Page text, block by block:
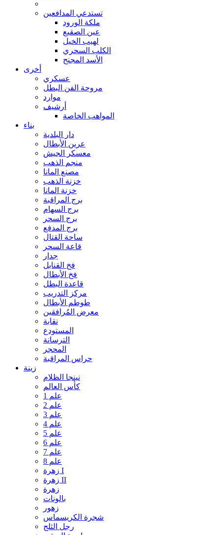
تستدعي المدافعين
ملكة الورود
عين الصقيع
لهيب الخيل
الكلب السحري
الأسد المجنح
أخرى
عسكري
مروحة الفن البطل
موارد
أرشيف
المواهب الخاصة
بناء
دار البلدية
عرين الأبطال
معسكر الجيش
منجم الذهب
مصنع المانا
خزنة الذهب
خزنة المانا
برج المراقبة
برج السهام
برج السحر
برج المدفع
ساحة القتال
قاعة السحر
جدار
فخ القنابل
فخ الأبطال
قاعدة البطل
مركز التدريب
طوطم الأبطال
معرض المُرافقين
نقابة
المستودع
الترسانة
المحجر
حراس المراقبة
زينة
نينجا الظلام
كأس العالم
علم 1
علم 2
علم 3
علم 4
علم 5
علم 6
علم 7
علم 8
زهرة I
زهرة II
زهرة
بالونات
زهور
شجرة الكريسماس
رجل الثلج